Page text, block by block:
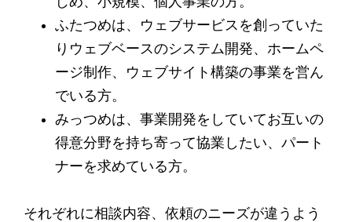
ふたつめは、ウェブサービスを創っていた
りウェブベースのシステム開発、ホームペ
ージ制作、ウェブサイト構築の事業を営ん
でいる方。
みっつめは、事業開発をしていてお互いの
得意分野を持ち寄って協業したい、パート
ナーを求めている方。
それぞれに相談内容、依頼のニーズが違うよう